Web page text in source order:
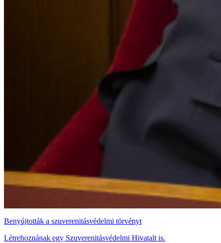
Benyújtották a szuverenitásvédelmi törvényt
Létrehoznának egy Szuverenitásvédelmi Hivatalt is.